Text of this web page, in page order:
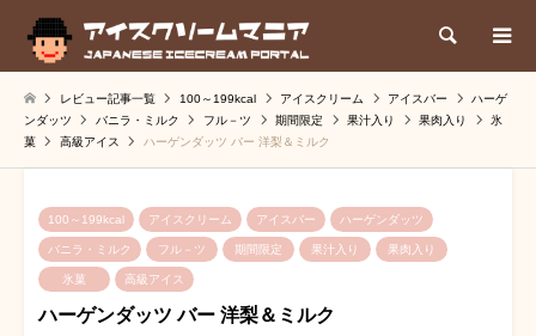
検索
レビュー記事一覧 100～199kcal アイスクリーム アイスバー
ハーゲ
ンダッツ
バニラ・ミルク フル－ツ 期間限定 果汁入り 果肉入り
氷
菓
高級アイス ハーゲンダッツ バー 洋梨＆ミルク
100～199kcal アイスクリーム アイスバー ハーゲンダッツ
バニラ・ミルク フル－ツ 期間限定 果汁入り 果肉入り
氷菓 高級アイス
ハーゲンダッツ バー 洋梨＆ミルク